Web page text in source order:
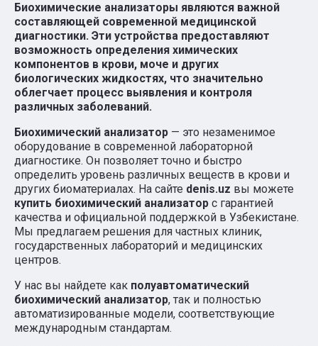
Биохимические анализаторы являются важной
составляющей современной медицинской
диагностики. Эти устройства предоставляют
возможность определения химических
компонентов в крови, моче и других
биологических жидкостях, что значительно
облегчает процесс выявления и контроля
различных заболеваний.
Биохимический анализатор — это незаменимое
оборудование в современной лабораторной
диагностике. Он позволяет точно и быстро
определить уровень различных веществ в крови и
других биоматериалах. На сайте denis.uz вы можете
купить биохимический анализатор с гарантией
качества и официальной поддержкой в Узбекистане.
Мы предлагаем решения для частных клиник,
государственных лабораторий и медицинских
центров.
У нас вы найдете как полуавтоматический
биохимический анализатор, так и полностью
автоматизированные модели, соответствующие
международным стандартам.